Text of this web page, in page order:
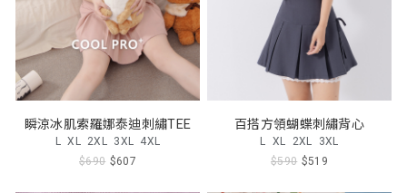
瞬涼冰肌索羅娜泰迪刺繡TEE
L XL 2XL 3XL 4XL
$690 $607
百搭方領蝴蝶刺繡背心
L XL 2XL 3XL
$590 $519